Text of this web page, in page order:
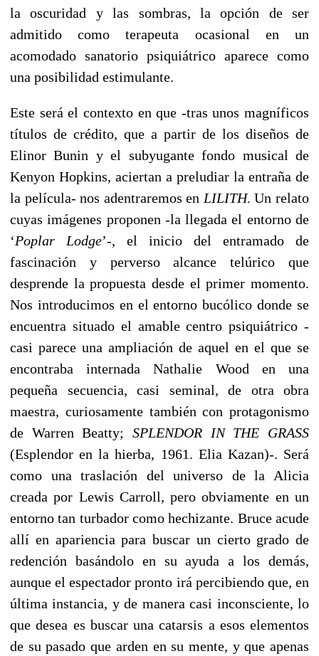
la oscuridad y las sombras, la opción de ser
admitido como terapeuta ocasional en un
acomodado sanatorio psiquiátrico aparece como
una posibilidad estimulante.
Este será el contexto en que -tras unos magníficos
títulos de crédito, que a partir de los diseños de
Elinor Bunin y el subyugante fondo musical de
Kenyon Hopkins, aciertan a preludiar la entraña de
la película- nos adentraremos en LILITH. Un relato
cuyas imágenes proponen -la llegada el entorno de
‘Poplar Lodge’-, el inicio del entramado de
fascinación y perverso alcance telúrico que
desprende la propuesta desde el primer momento.
Nos introducimos en el entorno bucólico donde se
encuentra situado el amable centro psiquiátrico -
casi parece una ampliación de aquel en el que se
encontraba internada Nathalie Wood en una
pequeña secuencia, casi seminal, de otra obra
maestra, curiosamente también con protagonismo
de Warren Beatty; SPLENDOR IN THE GRASS
(Esplendor en la hierba, 1961. Elia Kazan)-. Será
como una traslación del universo de la Alicia
creada por Lewis Carroll, pero obviamente en un
entorno tan turbador como hechizante. Bruce acude
allí en apariencia para buscar un cierto grado de
redención basándolo en su ayuda a los demás,
aunque el espectador pronto irá percibiendo que, en
última instancia, y de manera casi inconsciente, lo
que desea es buscar una catarsis a esos elementos
de su pasado que arden en su mente, y que apenas